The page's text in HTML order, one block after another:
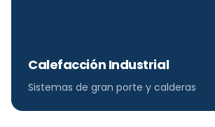
Calefacción Industrial
Sistemas de gran porte y calderas